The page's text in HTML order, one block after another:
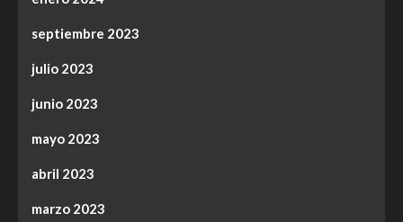
septiembre 2023
julio 2023
junio 2023
mayo 2023
abril 2023
marzo 2023